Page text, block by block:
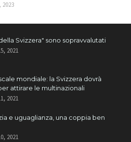
2023
Svizzera" sono sopravvalutati
2021
mondiale: la Svizzera dovrà
attirare le multinazionali
2021
e uguaglianza, una coppia ben
2021